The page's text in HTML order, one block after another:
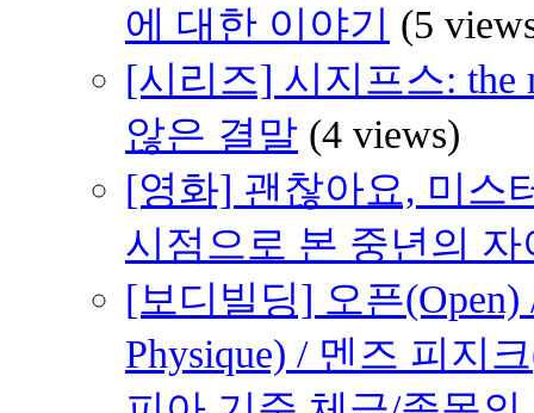
에 대한 이야기
(5
[시리즈] 시지프스:
않은 결말 (4 views)
[영화] 괜찮아요, 미스
시점으로 본 중년의 자
[보디빌딩] 오픈(Open)
Physique) / 멘즈 피지